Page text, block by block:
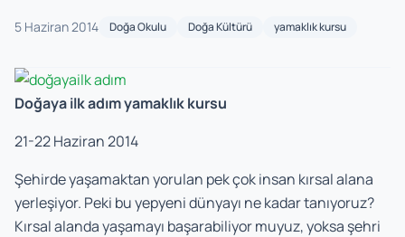
5 Haziran 2014 Doğa Okulu Doğa Kültürü yamaklık kursu
Doğaya ilk adım yamaklık kursu
21-22 Haziran 2014
Şehirde yaşamaktan yorulan pek çok insan kırsal alana
yerleşiyor. Peki bu yepyeni dünyayı ne kadar tanıyoruz?
Kırsal alanda yaşamayı başarabiliyor muyuz, yoksa şehri